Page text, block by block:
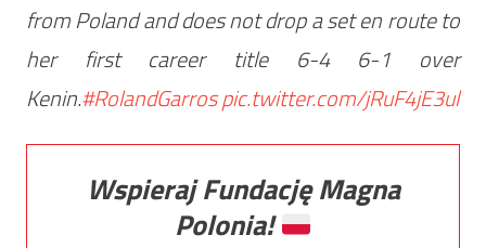
from Poland and does not drop a set en route to
her first career title 6-4 6-1 over
Kenin.#RolandGarrospic.twitter.com/jRuF4jE3ul
Wspieraj Fundację Magna
Polonia!